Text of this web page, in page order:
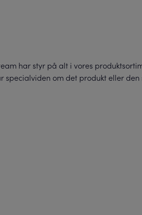
har styr på alt i vores
om det produkt eller